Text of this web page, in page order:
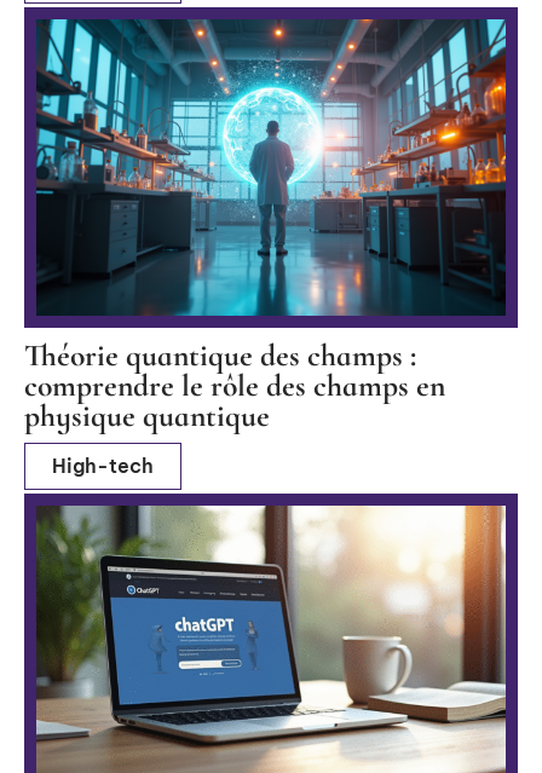
Théorie quantique des champs :
comprendre le rôle des champs en
physique quantique
High-tech